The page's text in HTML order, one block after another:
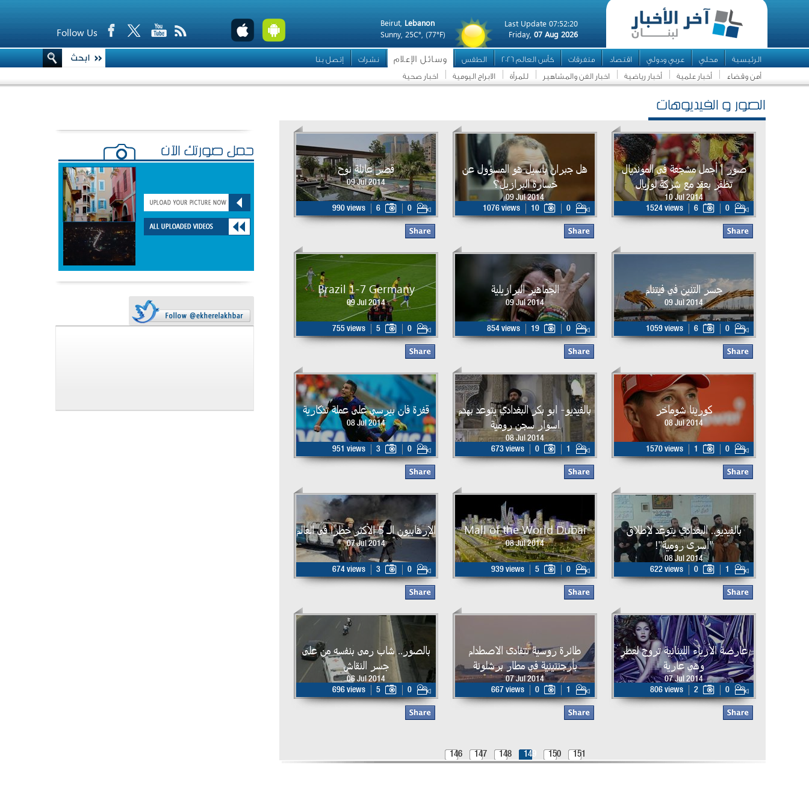
Last Update 07:52:20
Friday, 07 Aug 2026
Beirut, Lebanon
Sunny, 25C°, (77°F)
Follow Us
الرئيسية محلي عربي ودولي اقتصاد متفرقات كأس العالم 2026 الطقس وسائل الإعلام نشرات
إتصل بنا
أمن وقضاء
أخبار علمية أخبار رياضية اخبار الفن والمشاهير للمرأة الابراج اليومية اخبار صحية
الصور و الفيديوهات
صور | أجمل مشجعة في المونديال
تظفر بعقد مع شركة لوريال
10 Jul 2014
1524 views
6 0
هل جبران باسيل هو المسؤول عن
خسارة البرازيل؟
09 Jul 2014
1076 views
10 0
قصر عائلة نوح
09 Jul 2014
990 views 6 0
جسر التنين في فيتنام
09 Jul 2014
1059 views 6 0
الجماهير البرازيلية
09 Jul 2014
854 views 19 0
Brazil 1-7 Germany
09 Jul 2014
755 views 5 0
كورينا شوماخر
08 Jul 2014
1570 views 1 0
بالفيديو- ابو بكر البغدادي يتوعد بهدم
اسوار سجن رومية
08 Jul 2014
673 views
0 1
قفزة فان بيرسي على عملة تذكارية
08 Jul 2014
951 views 3 0
بالفيديو.. البغدادي يتوعّد لإطلاق
"أسرى رومية"!
08 Jul 2014
622 views
0 1
Mall of the World Dubai
08 Jul 2014
939 views 5 0
الإرهابيون الـ 5 الأكثر خطرًا في العالم
07 Jul 2014
674 views 3 0
عارضة الأزياء اللبنانية تروج لعطرٍ
وهي عارية
07 Jul 2014
806 views
2 0
طائرة روسية تتفادى الاصطدام
بأرجنتينية في مطار برشلونة
07 Jul 2014
667 views
0 1
بالصور.. شاب رمى بنفسه من على
جسر النقاش
06 Jul 2014
696 views
5 0
146 147 148 149 150 151
حمّل صورتك الآن